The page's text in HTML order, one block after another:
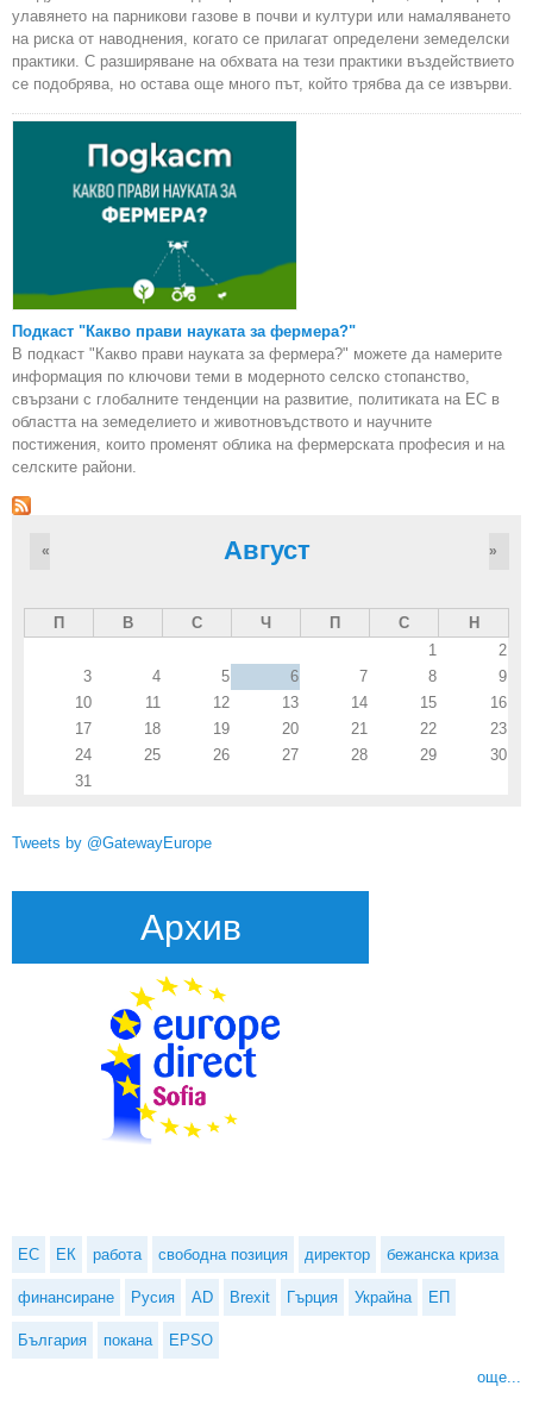
улавянето на парникови газове в почви и култури или намаляването
на риска от наводнения, когато се прилагат определени земеделски
практики. С разширяване на обхвата на тези практики въздействието
се подобрява, но остава още много път, който трябва да се извърви.
Подкаст "Какво прави науката за фермера?"
В подкаст "Какво прави науката за фермера?" можете да намерите
информация по ключови теми в модерното селско стопанство,
свързани с глобалните тенденции на развитие, политиката на ЕС в
областта на земеделието и животновъдството и научните
постижения, които променят облика на фермерската професия и на
селските райони.
Август
« »
П В С Ч П С
Н
1
2
3
4 5 6 7 8
9
10
11 12 13 14 15
16
17
18 19 20 21 22
23
24
25 26 27 28 29
30
31
Tweets by @GatewayEurope
Архив
ЕС ЕК работа свободна позиция директор бежанска криза
финансиране Русия AD Brexit Гърция Украйна ЕП
България покана EPSO
още...